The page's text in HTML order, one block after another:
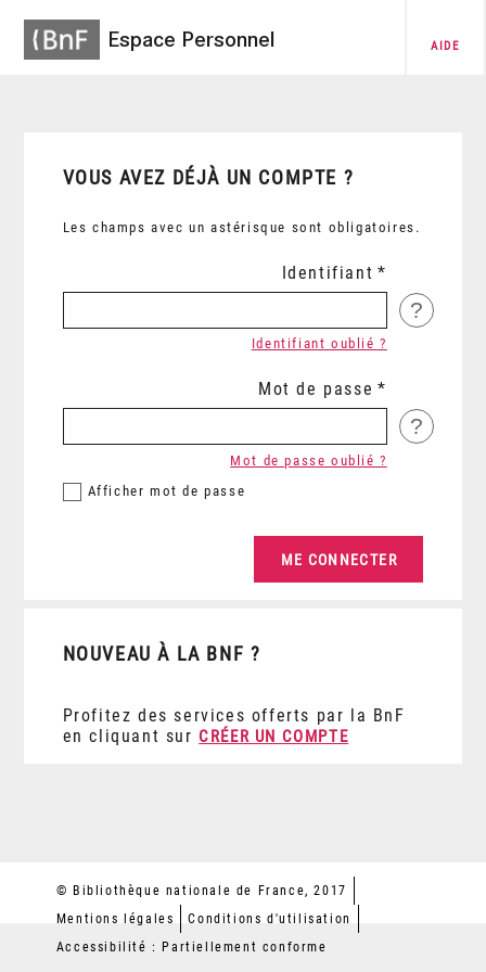
Espace Personnel AIDE
VOUS AVEZ DÉJÀ UN COMPTE ?
Les champs avec un astérisque sont obligatoires.
Identifiant
?
Identifiant oublié ?
Mot de passe
?
Afficher mot de passe
Mot de passe oublié ?
NOUVEAU À LA BNF ?
Profitez des services offerts par la BnF
en cliquant sur CRÉER UN COMPTE
© Bibliothèque nationale de France, 2017
Mentions légales
Conditions d'utilisation
Accessibilité : Partiellement conforme